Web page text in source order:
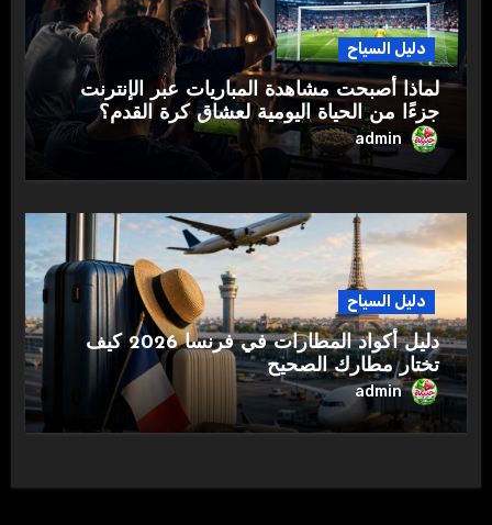
دليل السياح
لماذا أصبحت مشاهدة المباريات عبر الإنترنت
جزءًا من الحياة اليومية لعشاق كرة القدم؟
admin
دليل السياح
دليل أكواد المطارات في فرنسا 2026 كيف
تختار مطارك الصحيح
admin